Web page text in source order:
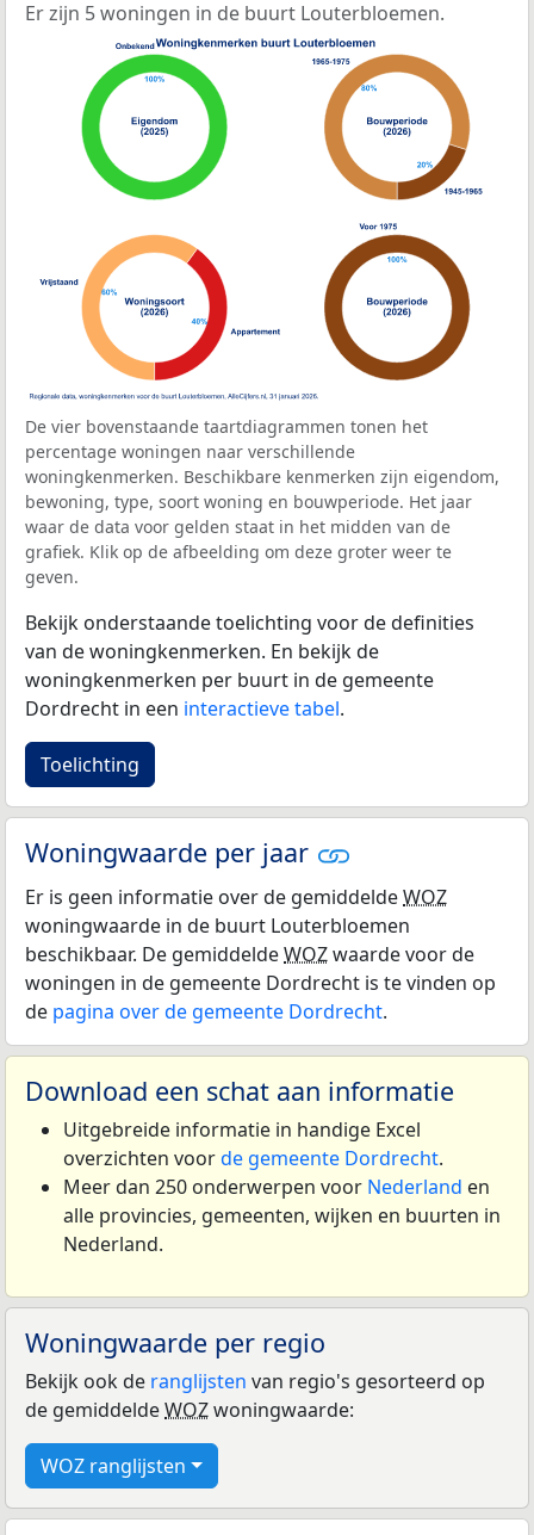
Er zijn 5 woningen in de buurt Louterbloemen.
De vier bovenstaande taartdiagrammen tonen het
percentage woningen naar verschillende
woningkenmerken. Beschikbare kenmerken zijn eigendom,
bewoning, type, soort woning en bouwperiode. Het jaar
waar de data voor gelden staat in het midden van de
grafiek. Klik op de afbeelding om deze groter weer te
geven.
Bekijk onderstaande toelichting voor de definities
van de woningkenmerken. En bekijk de
woningkenmerken per buurt in de gemeente
Dordrecht in een interactieve tabel.
Toelichting
Woningwaarde per jaar
Er is geen informatie over de gemiddeldeWOZ
woningwaarde in de buurt Louterbloemen
beschikbaar. De gemiddeldeWOZwaarde voor de
woningen in de gemeente Dordrecht is te vinden op
de pagina over de gemeente Dordrecht.
Download een schat aan informatie
Uitgebreide informatie in handige Excel
overzichten voorde gemeente Dordrecht.
Meer dan 250 onderwerpen voor Nederland en
alle provincies, gemeenten, wijken en buurten in
Nederland.
Woningwaarde per regio
Bekijk ook de ranglijsten van regio's gesorteerd op
de gemiddeldeWOZwoningwaarde:
WOZ ranglijsten